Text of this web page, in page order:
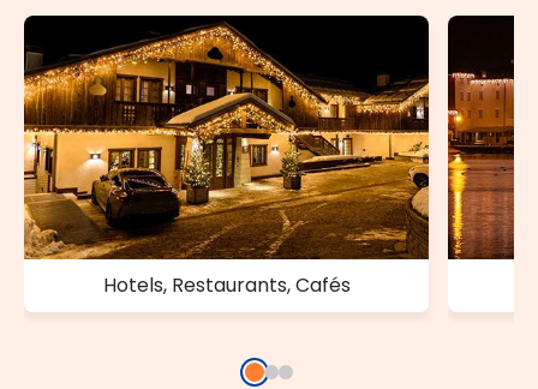
Hotels, Restaurants, Cafés